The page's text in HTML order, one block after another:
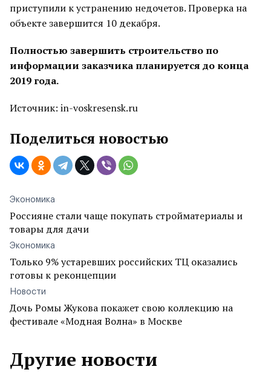
приступили к устранению недочетов. Проверка на
объекте завершится 10 декабря.
Полностью завершить строительство по
информации заказчика планируется до конца
2019 года.
Источник: in-voskresensk.ru
Поделиться новостью
Экономика
Россияне стали чаще покупать стройматериалы и
товары для дачи
Экономика
Только 9% устаревших российских ТЦ оказались
готовы к реконцепции
Новости
Дочь Ромы Жукова покажет свою коллекцию на
фестивале «Модная Волна» в Москве
Другие новости